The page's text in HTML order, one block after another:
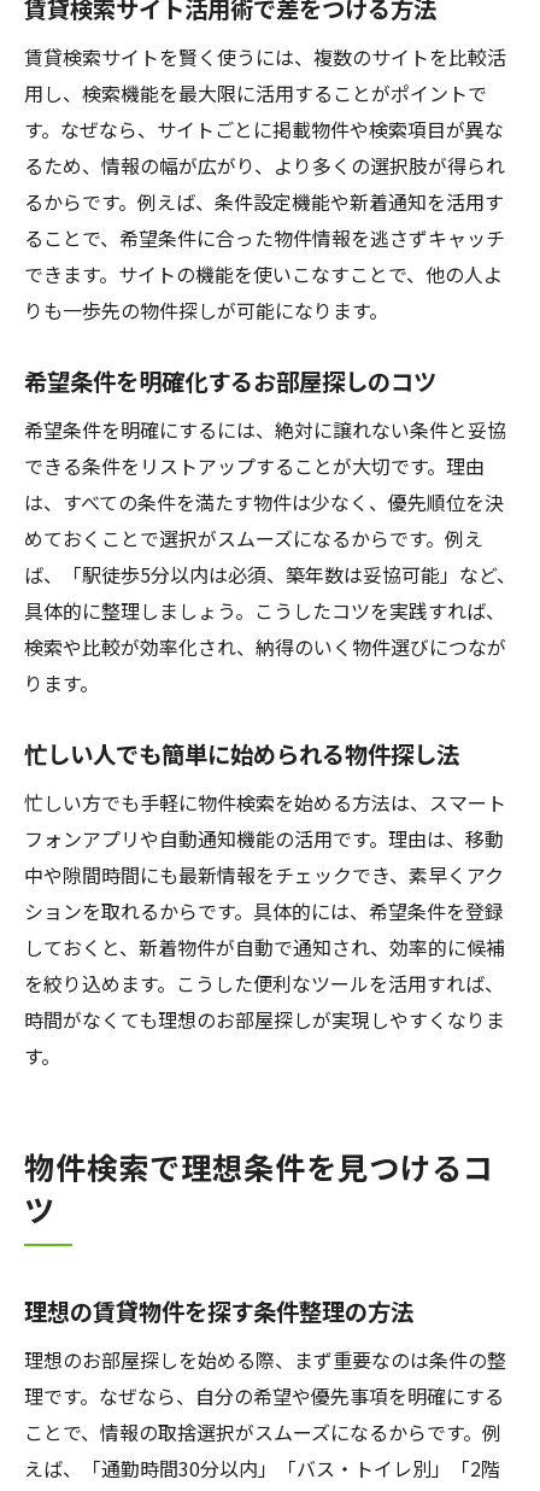
物件検索サイトの使いやすさを比較検証
部屋探しおすすめサイトの信頼性を見抜く
お部屋探しで失敗しない比較ポイント
物件検索で注目すべき比較ポイント
賃貸物件を選ぶ際の重要なチェック項目
お部屋探しで見逃せない設備や条件
賃貸検索で便利な比較機能の使い方
賢い物件探しを実現する比較方法
賃貸検索サイト活用術で差をつける方法
賃貸検索サイトを賢く使うには、複数のサイトを比較活
用し、検索機能を最大限に活用することがポイントで
す。なぜなら、サイトごとに掲載物件や検索項目が異な
るため、情報の幅が広がり、より多くの選択肢が得られ
るからです。例えば、条件設定機能や新着通知を活用す
ることで、希望条件に合った物件情報を逃さずキャッチ
できます。サイトの機能を使いこなすことで、他の人よ
りも一歩先の物件探しが可能になります。
希望条件を明確化するお部屋探しのコツ
希望条件を明確にするには、絶対に譲れない条件と妥協
できる条件をリストアップすることが大切です。理由
は、すべての条件を満たす物件は少なく、優先順位を決
めておくことで選択がスムーズになるからです。例え
ば、「駅徒歩5分以内は必須、築年数は妥協可能」など、
具体的に整理しましょう。こうしたコツを実践すれば、
検索や比較が効率化され、納得のいく物件選びにつなが
ります。
忙しい人でも簡単に始められる物件探し法
忙しい方でも手軽に物件検索を始める方法は、スマート
フォンアプリや自動通知機能の活用です。理由は、移動
中や隙間時間にも最新情報をチェックでき、素早くアク
ションを取れるからです。具体的には、希望条件を登録
しておくと、新着物件が自動で通知され、効率的に候補
を絞り込めます。こうした便利なツールを活用すれば、
時間がなくても理想のお部屋探しが実現しやすくなりま
す。
物件検索で理想条件を見つけるコ
ツ
理想の賃貸物件を探す条件整理の方法
理想のお部屋探しを始める際、まず重要なのは条件の整
理です。なぜなら、自分の希望や優先事項を明確にする
ことで、情報の取捨選択がスムーズになるからです。例
えば、「通勤時間30分以内」「バス・トイレ別」「2階